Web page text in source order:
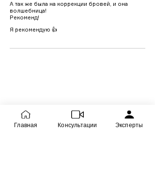
А так же была на коррекции бровей, и она
волшебница!
Рекоменд!
Я рекомендую 👍
Главная Консультации Эксперты